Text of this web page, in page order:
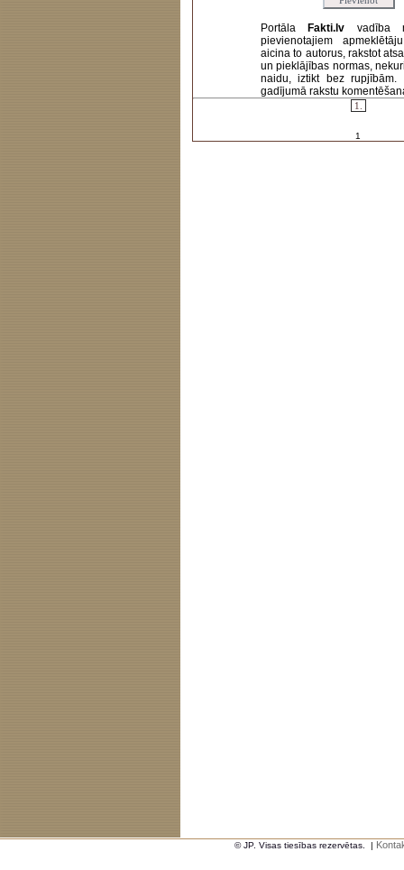
Portāla Fakti.lv vadība
pievienotajiem
aicina to autorus, rakstot
un pieklājības normas,
naidu, iztikt bez rupjībām.
gadījumā rakstu
1.
1
© JP. Visas tiesības rezervētas. |